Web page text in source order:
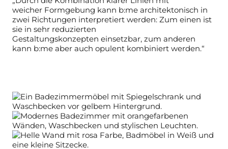
weicher Formgebung kann b:me architektonisch in
zwei Richtungen interpretiert werden: Zum einen ist
sie in sehr reduzierten
Gestaltungskonzepten einsetzbar, zum anderen
kann b:me aber auch opulent kombiniert werden.“